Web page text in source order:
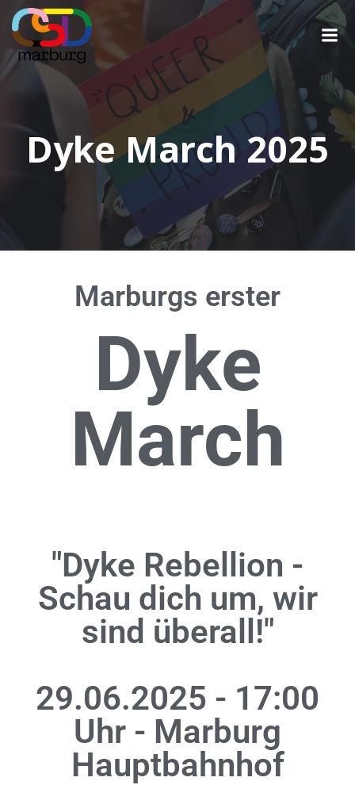
Dyke March 2025
Marburgs erster
Dyke
March
"Dyke Rebellion -
Schau dich um, wir
sind überall!"
29.06.2025 - 17:00
Uhr - Marburg
Hauptbahnhof